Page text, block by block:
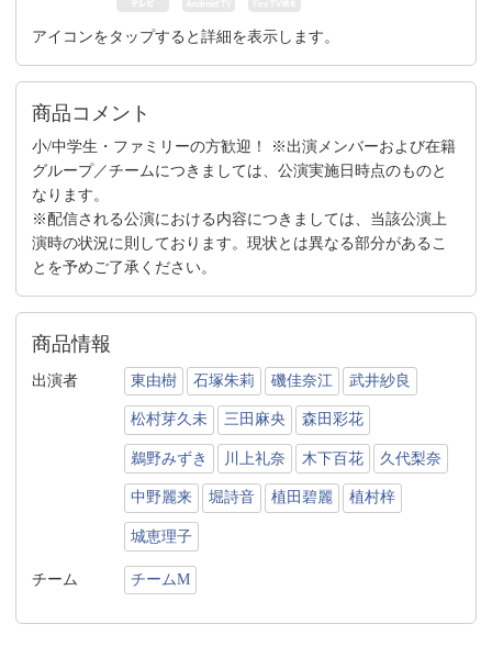
アイコンをタップすると詳細を表示します。
商品コメント
小/中学生・ファミリーの方歓迎！ ※出演メンバーおよび在籍
グループ／チームにつきましては、公演実施日時点のものと
なります。
※配信される公演における内容につきましては、当該公演上
演時の状況に則しております。現状とは異なる部分があるこ
とを予めご了承ください。
商品情報
出演者 東由樹 石塚朱莉 磯佳奈江 武井紗良
松村芽久未 三田麻央 森田彩花
鵜野みずき 川上礼奈 木下百花 久代梨奈
中野麗来 堀詩音 植田碧麗 植村梓
城恵理子
チーム チームM